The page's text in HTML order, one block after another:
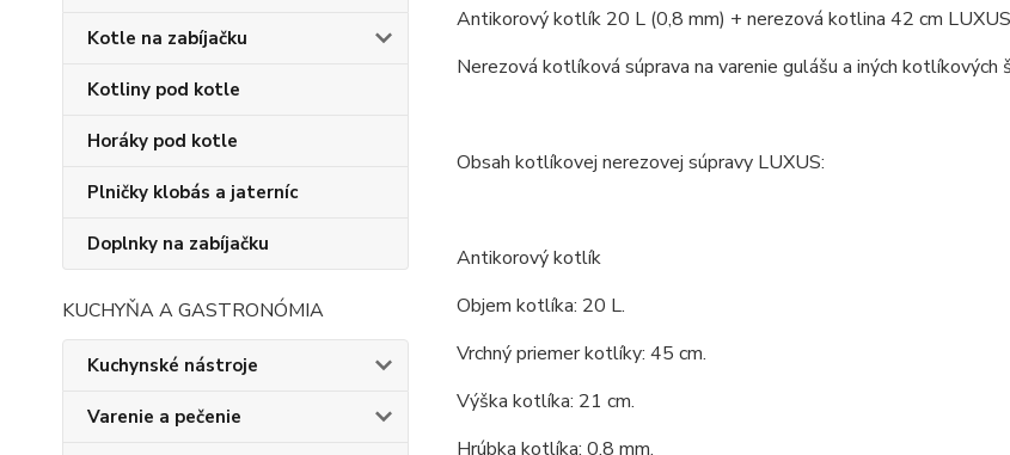
Kotle na zabíjačku
Kotliny pod kotle
Horáky pod kotle
Plničky klobás a jaterníc
Doplnky na zabíjačku
KUCHYŇA A GASTRONÓMIA
Kuchynské nástroje
Varenie a pečenie
Antikorový kotlík 20 L (0,8 mm) + nerezová kotlina 42 cm LUXUS
Nerezová kotlíková súprava na varenie gulášu a iných kotlíkových
Obsah kotlíkovej nerezovej súpravy LUXUS:
Antikorový kotlík
Objem kotlíka: 20 L.
Vrchný priemer kotlíky: 45 cm.
Výška kotlíka: 21 cm.
Hrúbka kotlíka: 0,8 mm.